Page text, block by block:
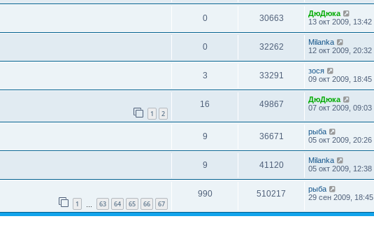
0 30663
ДюДюка
13 окт 2009, 13:42
0 32262
Milanka
12 окт 2009, 20:32
3 33291
зося
09 окт 2009, 18:45
1 2
16 49867
ДюДюка
07 окт 2009, 09:03
9 36671
рыба
05 окт 2009, 20:26
9 41120
Milanka
05 окт 2009, 12:38
1 63 64 65 66 67
990 510217
рыба
29 сен 2009, 18:45